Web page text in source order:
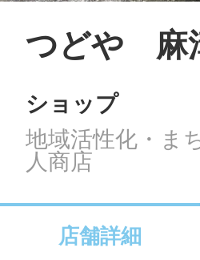
SMS
メール
つどや 麻
ショップ
地域活性化・ま
人商店
店舗詳細